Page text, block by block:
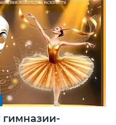
гимназии-